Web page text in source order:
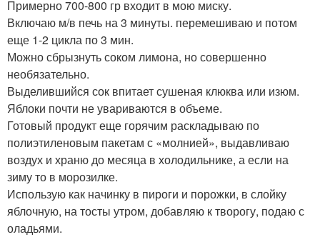
Примерно 700-800 гр входит в мою миску.
Включаю м/в печь на 3 минуты. перемешиваю и потом
еще 1-2 цикла по 3 мин.
Можно сбрызнуть соком лимона, но совершенно
необязательно.
Выделившийся сок впитает сушеная клюква или изюм.
Яблоки почти не увариваются в объеме.
Готовый продукт еще горячим раскладываю по
полиэтиленовым пакетам с «молнией», выдавливаю
воздух и храню до месяца в холодильнике, а если на
зиму то в морозилке.
Использую как начинку в пироги и порожки, в слойку
яблочную, на тосты утром, добавляю к творогу, подаю с
оладьями.